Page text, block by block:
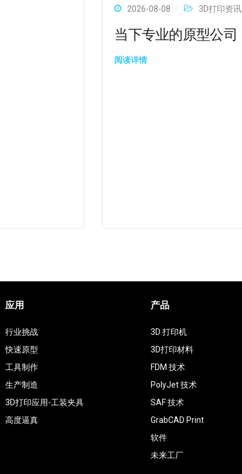
2026-08-08 3D打印资讯
当下专业的原型公司
阅读详情
应用
行业挑战
快速原型
工具制作
生产制造
3D打印应用-工装夹具
高度逼真
产品
3D 打印机
3D打印材料
FDM 技术
PolyJet 技术
SAF 技术
GrabCAD Print
软件
未来工厂